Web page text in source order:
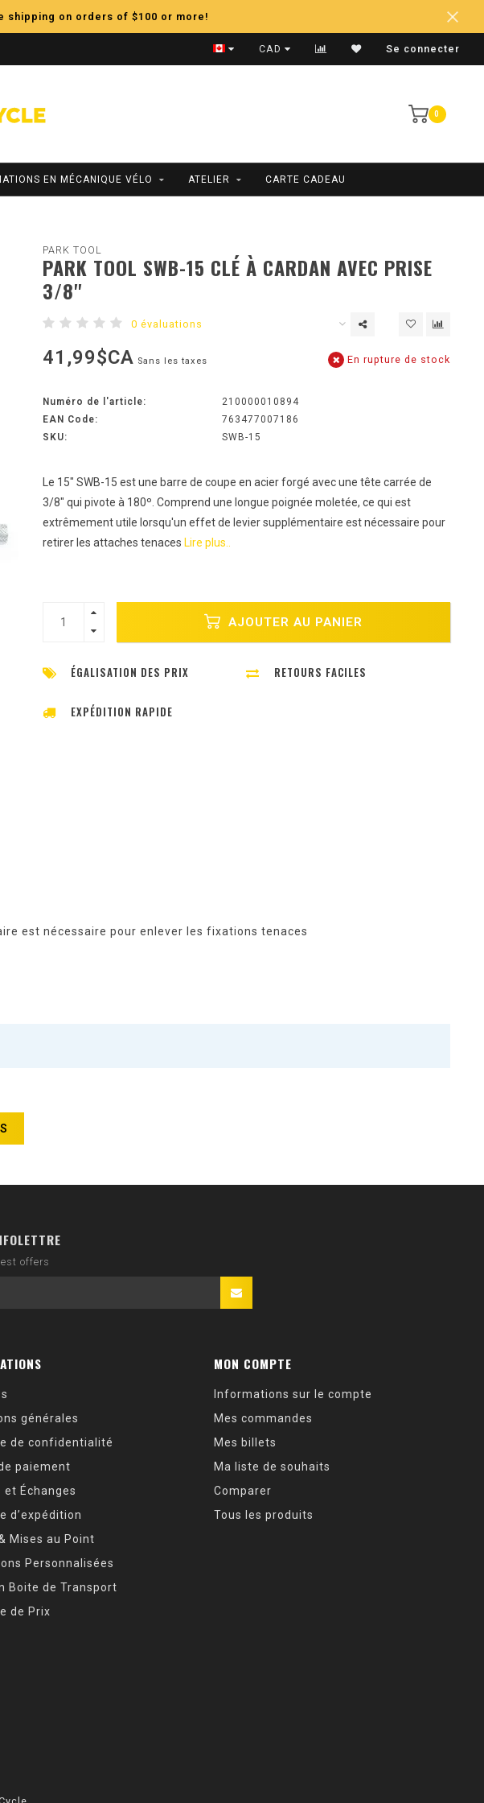
shipping on orders of $100 or more!
Expédition Rapide
CAD Se connecter
0
EN MÉCANIQUE VÉLO ATELIER CARTE CADEAU
PARK TOOL
PARK TOOL SWB-15 CLÉ À CARDAN AVEC PRISE
3/8''
0 évaluations
41,99$CA Sans les taxes En rupture de stock
Numéro de l'article:
210000010894
EAN Code:
763477007186
SKU:
SWB-15
Le 15" SWB-15 est une barre de coupe en acier forgé avec une tête carrée de
3/8" qui pivote à 180º. Comprend une longue poignée moletée, ce qui est
extrêmement utile lorsqu'un effet de levier supplémentaire est nécessaire pour
retirer les attaches tenaces Lire plus..
AJOUTER AU PANIER
ÉGALISATION DES PRIX RETOURS FACILES
EXPÉDITION RAPIDE
est nécessaire pour enlever les fixations tenaces
offers
générales
de confidentialité
paiement
et Échanges
d’expédition
Mises au Point
Personnalisées
Boite de Transport
de Prix
MON COMPTE
Informations sur le compte
Mes commandes
Mes billets
Ma liste de souhaits
Comparer
Tous les produits